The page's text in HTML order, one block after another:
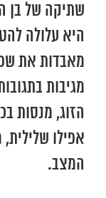
שתיקה של בן
היא עלולה
מאבדות את
מגיבות
הזוג, מנסות
אפילו
המצב.